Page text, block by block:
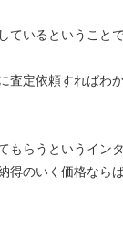
いるということ
査定依頼すれば
らうというイン
のいく価格なら